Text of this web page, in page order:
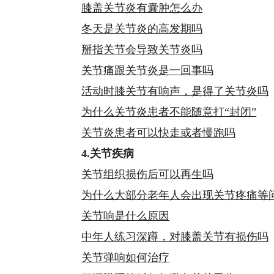
膝盖关节炎有囊肿怎么办
冬天是关节炎的高发期吗
掰指关节会导致关节炎吗
关节痛跟关节炎是一回事吗
活动时膝关节有响声，是得了关节炎吗
为什么关节炎患者不能随意打“封闭”
关节炎患者可以快走或者慢跑吗
4.关节疾病
关节组织损伤后可以再生吗
为什么大部分老年人会出现关节疼痛等
关节响是什么原因
中年人练习深蹲，对膝盖关节有损伤吗
关节弹响如何治疗